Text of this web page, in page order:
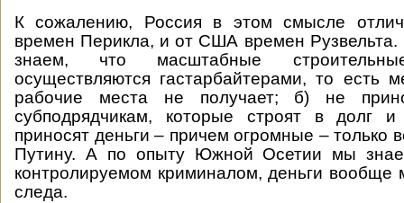
К сожалению, Россия в этом смысле
времен Перикла, и от США времен
знаем, что масштабные
осуществляются гастарбайтерами, то есть
рабочие места не получает; б) не
субподрядчикам, которые строят в долг
приносят деньги – причем огромные – только
Путину. А по опыту Южной Осетии мы
контролируемом криминалом, деньги вообще
следа.